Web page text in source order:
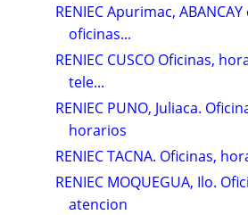
RENIEC Apurimac,
oficinas...
RENIEC CUSCO Oficinas,
tele...
RENIEC PUNO, Juliaca.
horarios
RENIEC TACNA. Oficinas,
RENIEC MOQUEGUA, Ilo.
atencion